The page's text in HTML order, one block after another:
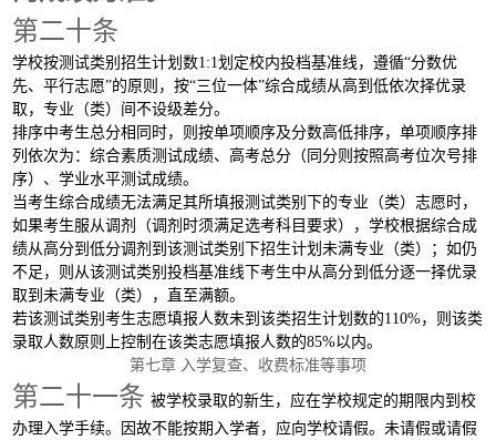
第二十条
学校按测试类别招生计划数1:1划定校内投档基准线，遵循“分数优
先、平行志愿”的原则，按“三位一体”综合成绩从高到低依次择优录
取，专业（类）间不设级差分。
排序中考生总分相同时，则按单项顺序及分数高低排序，单项顺序排
列依次为：综合素质测试成绩、高考总分（同分则按照高考位次号排
序）、学业水平测试成绩。
当考生综合成绩无法满足其所填报测试类别下的专业（类）志愿时，
如果考生服从调剂（调剂时须满足选考科目要求），学校根据综合成
绩从高分到低分调剂到该测试类别下招生计划未满专业（类）；如仍
不足，则从该测试类别投档基准线下考生中从高分到低分逐一择优录
取到未满专业（类），直至满额。
若该测试类别考生志愿填报人数未到该类招生计划数的110%，则该类
录取人数原则上控制在该类志愿填报人数的85%以内。
第七章 入学复查、收费标准等事项
第二十一条 被学校录取的新生，应在学校规定的期限内到校
办理入学手续。因故不能按期入学者，应向学校请假。未请假或请假